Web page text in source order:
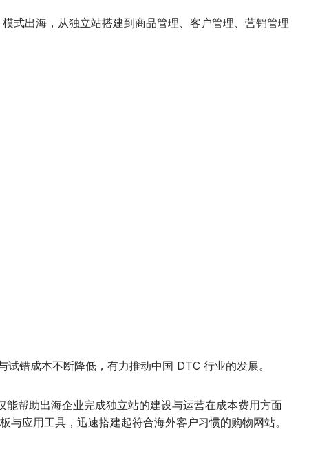
出海，从独立站搭建到商品管理、客户管理、营销管理
错成本不断降低，有力推动中国 DTC 行业的发展。
帮助出海企业完成独立站的建设与运营在成本费用方面
应用工具，迅速搭建起符合海外客户习惯的购物网站。